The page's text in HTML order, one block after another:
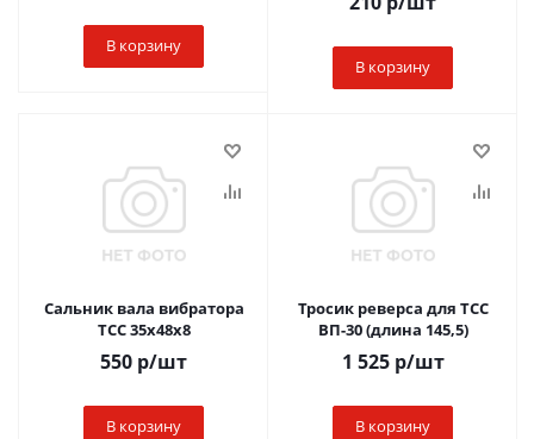
В корзину
В корзину
Сальник вала вибратора
ТСС 35х48х8
550 р/шт
В корзину
Тросик реверса для ТСС
ВП-30 (длина 145,5)
1 525р/шт
В корзину